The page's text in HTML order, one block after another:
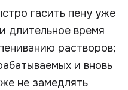
гасить пену уже
длительное время
растворов;
и вновь
не замедлять